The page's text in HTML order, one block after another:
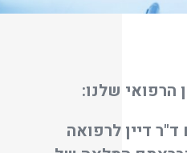
הרפואי שלנו:
דיין לרפואה